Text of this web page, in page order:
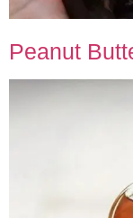
Peanut